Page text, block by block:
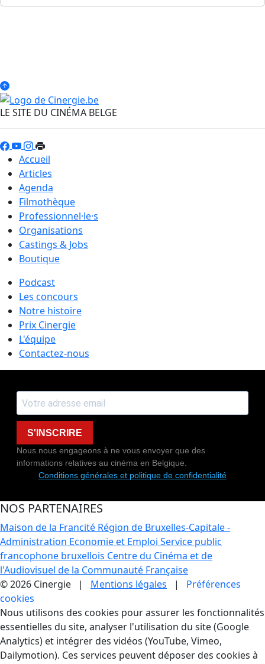
LE SITE DU CINÉMA BELGE
Accueil
Articles
Agenda
Filmothèque
Professionnel·le·s
Organisations
Castings & Jobs
Boutique
Podcast
Les concours
Notre histoire
Prix Cinergie
L'équipe
Contactez-nous
S'INSCRIRE
Nous nous engageons à ne vous envoyer que des
informations relatives au cinéma en Belgique.
Conditions générales et politique de confidentialité
NOS PARTENAIRES
Maison de la Francité Région de Bruxelles-Capitale -
Administration Economie et Emploi Service public
francophone bruxellois Centre du Cinéma et de
l'Audiovisuel de la Communauté Française
© 2026 Cinergie | Mentions légales | Préférences
cookies
Gestion des Cookies
Nous utilisons des cookies pour assurer les fonctionnalités
essentielles du site, analyser l'utilisation du site (Google
Analytics) et intégrer des vidéos (YouTube, Vimeo,
Dailymotion). Ces services peuvent déposer des cookies à